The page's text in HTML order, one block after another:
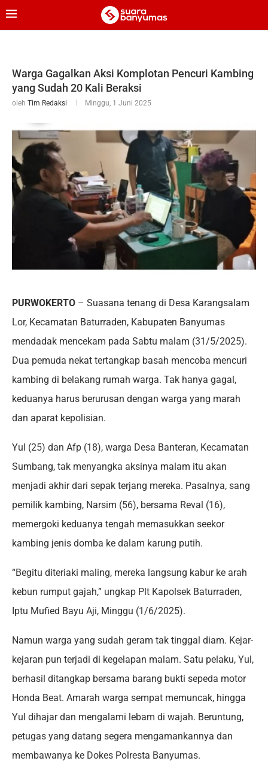
Warga Gagalkan Aksi Komplotan Pencuri Kambing
yang Sudah 20 Kali Beraksi
oleh Tim Redaksi Minggu, 1 Juni 2025
PURWOKERTO – Suasana tenang di Desa Karangsalam
Lor, Kecamatan Baturraden, Kabupaten Banyumas
mendadak mencekam pada Sabtu malam (31/5/2025).
Dua pemuda nekat tertangkap basah mencoba mencuri
kambing di belakang rumah warga. Tak hanya gagal,
keduanya harus berurusan dengan warga yang marah
dan aparat kepolisian.
Yul (25) dan Afp (18), warga Desa Banteran, Kecamatan
Sumbang, tak menyangka aksinya malam itu akan
menjadi akhir dari sepak terjang mereka. Pasalnya, sang
pemilik kambing, Narsim (56), bersama Reval (16),
memergoki keduanya tengah memasukkan seekor
kambing jenis domba ke dalam karung putih.
“Begitu diteriaki maling, mereka langsung kabur ke arah
kebun rumput gajah,” ungkap Plt Kapolsek Baturraden,
Iptu Mufied Bayu Aji, Minggu (1/6/2025).
Namun warga yang sudah geram tak tinggal diam. Kejar-
kejaran pun terjadi di kegelapan malam. Satu pelaku, Yul,
berhasil ditangkap bersama barang bukti sepeda motor
Honda Beat. Amarah warga sempat memuncak, hingga
Yul dihajar dan mengalami lebam di wajah. Beruntung,
petugas yang datang segera mengamankannya dan
membawanya ke Dokes Polresta Banyumas.